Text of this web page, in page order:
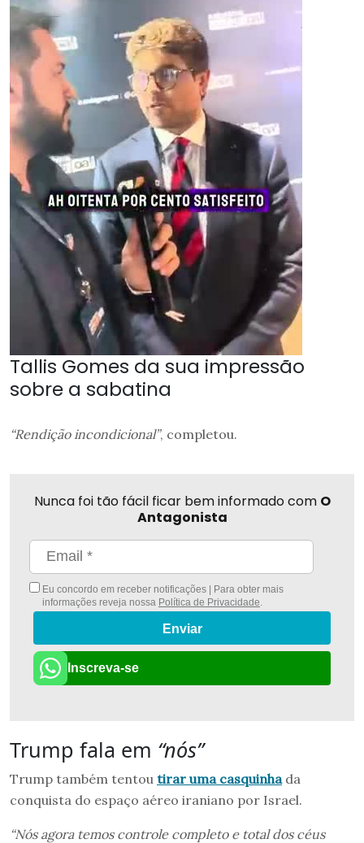
Tallis Gomes da sua impressão
sobre a sabatina
“Rendição incondicional”, completou.
Nunca foi tão fácil ficar bem informado com O
Antagonista
Eu concordo em receber notificações | Para obter mais
informações reveja nossa Política de Privacidade
Enviar
Inscreva-se
Trump fala em “nós”
Trump também tentou tirar uma casquinha da
conquista do espaço aéreo iraniano por Israel.
“Nós agora temos controle completo e total dos céus